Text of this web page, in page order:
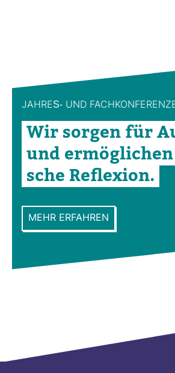
JAHRES-​ UND
Wir sorgen für
und
sche Refle­xion.
MEHR ERFAHREN